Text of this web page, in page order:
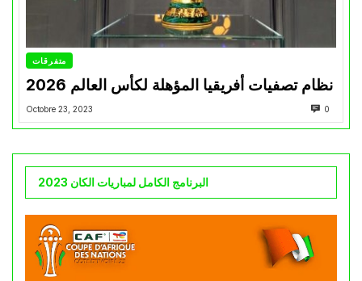
متفرقات
نظام تصفيات أفريقيا المؤهلة لكأس العالم 2026
Octobre 23, 2023 0
البرنامج الكامل لمباريات الكان 2023